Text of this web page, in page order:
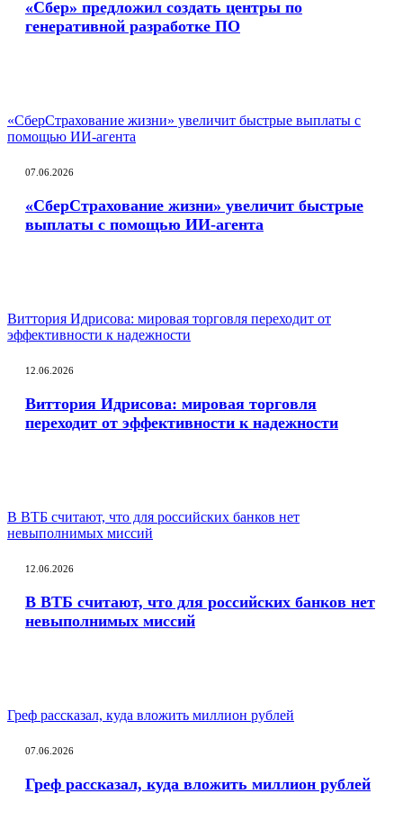
«Сбер» предложил создать центры по
генеративной разработке ПО
«СберСтрахование жизни» увеличит быстрые выплаты с
помощью ИИ-агента
07.06.2026
«СберСтрахование жизни» увеличит быстрые
выплаты с помощью ИИ-агента
Виттория Идрисова: мировая торговля переходит от
эффективности к надежности
12.06.2026
Виттория Идрисова: мировая торговля
переходит от эффективности к надежности
В ВТБ считают, что для российских банков нет
невыполнимых миссий
12.06.2026
В ВТБ считают, что для российских банков нет
невыполнимых миссий
Греф рассказал, куда вложить миллион рублей
07.06.2026
Греф рассказал, куда вложить миллион рублей